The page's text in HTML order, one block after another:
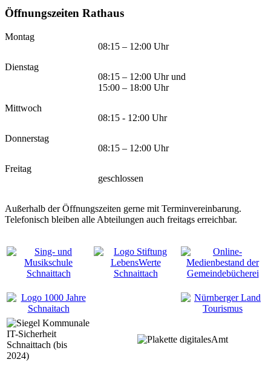
Öffnungszeiten Rathaus
Montag
08:15 – 12:00 Uhr
Dienstag
08:15 – 12:00 Uhr und
15:00 – 18:00 Uhr
Mittwoch
08:15 - 12:00 Uhr
Donnerstag
08:15 – 12:00 Uhr
Freitag
geschlossen
Außerhalb der Öffnungszeiten gerne mit Terminvereinbarung.
Telefonisch bleiben alle Abteilungen auch freitags erreichbar.